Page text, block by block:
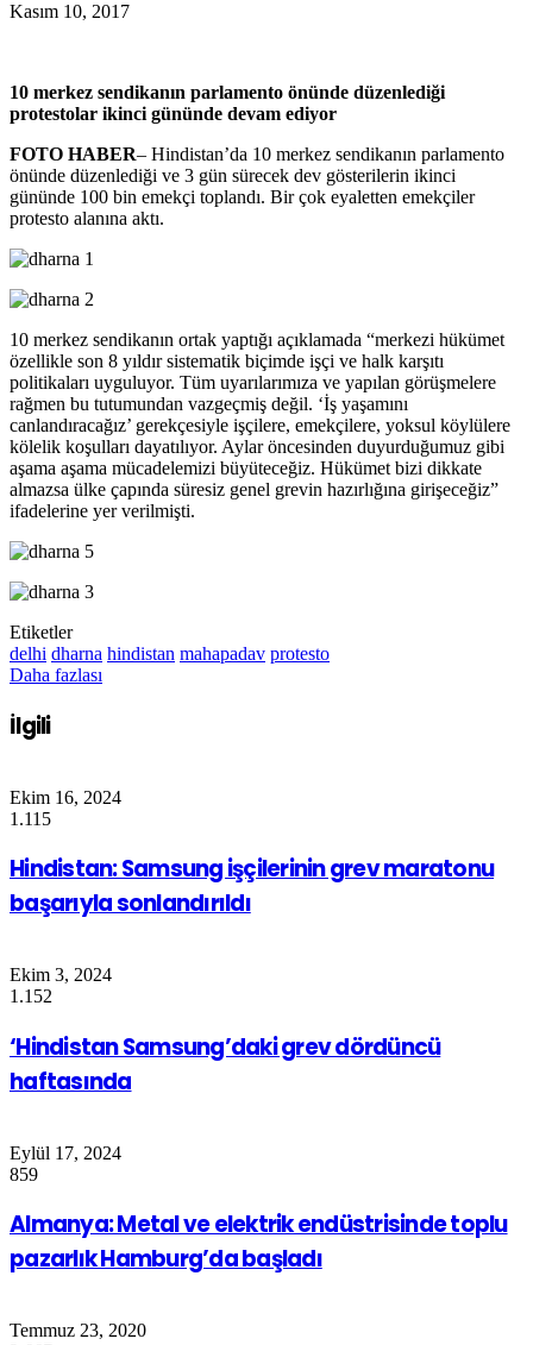
Kasım 10, 2017
10 merkez sendikanın parlamento önünde düzenlediği
protestolar ikinci gününde devam ediyor
FOTO HABER– Hindistan’da 10 merkez sendikanın parlamento
önünde düzenlediği ve 3 gün sürecek dev gösterilerin ikinci
gününde 100 bin emekçi toplandı. Bir çok eyaletten emekçiler
protesto alanına aktı.
10 merkez sendikanın ortak yaptığı açıklamada “merkezi hükümet
özellikle son 8 yıldır sistematik biçimde işçi ve halk karşıtı
politikaları uyguluyor. Tüm uyarılarımıza ve yapılan görüşmelere
rağmen bu tutumundan vazgeçmiş değil. ‘İş yaşamını
canlandıracağız’ gerekçesiyle işçilere, emekçilere, yoksul köylülere
kölelik koşulları dayatılıyor. Aylar öncesinden duyurduğumuz gibi
aşama aşama mücadelemizi büyüteceğiz. Hükümet bizi dikkate
almazsa ülke çapında süresiz genel grevin hazırlığına girişeceğiz”
ifadelerine yer verilmişti.
Etiketler
delhi dharna hindistan mahapadav protesto
Daha fazlası
İlgili
Ekim 16, 2024
1.115
Hindistan: Samsung işçilerinin grev maratonu
başarıyla sonlandırıldı
Ekim 3, 2024
1.152
‘Hindistan Samsung’daki grev dördüncü
haftasında
Eylül 17, 2024
859
Almanya: Metal ve elektrik endüstrisinde toplu
pazarlık Hamburg’da başladı
Temmuz 23, 2020